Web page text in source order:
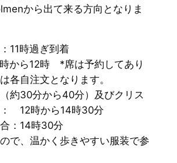
から出て来る方向となりま
11時過ぎ到着
から12時 *席は予約してあり
各自注文となります。
約30分から40分）及びクリス
12時から14時30分
：14時30分
で、温かく歩きやすい服装で参